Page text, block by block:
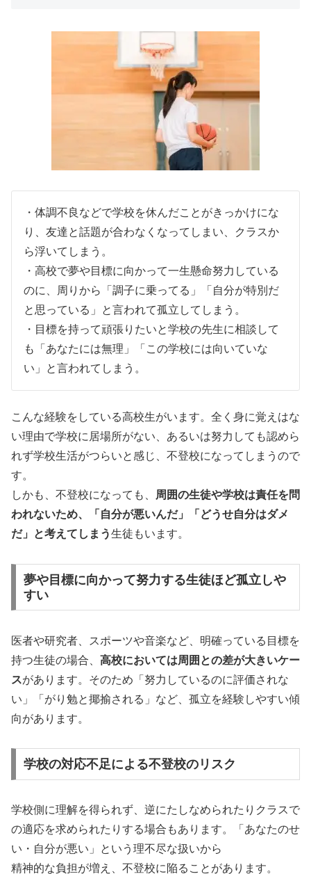
・体調不良などで学校を休んだことがきっかけにな
り、友達と話題が合わなくなってしまい、クラスか
ら浮いてしまう。
・高校で夢や目標に向かって一生懸命努力している
のに、周りから「調子に乗ってる」「自分が特別だ
と思っている」と言われて孤立してしまう。
・目標を持って頑張りたいと学校の先生に相談して
も「あなたには無理」「この学校には向いていな
い」と言われてしまう。
こんな経験をしている高校生がいます。全く身に覚えはな
い理由で学校に居場所がない、あるいは努力しても認めら
れず学校生活がつらいと感じ、不登校になってしまうので
す。
しかも、 不登校になっても、
周囲の生徒や学校は責任を問
われないため、「自分が悪いんだ」「どうせ自分はダメ
だ」と考えてしまう生徒もいます。
夢や目標に向かって努力する生徒ほど孤立しや
すい
医者や研究者、スポーツや音楽など、明確っている目標を
持つ生徒の場合、 高校においては周囲との差が大きいケー
スがあります。 そのため「努力しているのに評価されな
い」「がり勉と揶揄される」など、孤立を経験しやすい傾
向があります。
学校の対応不足による不登校のリスク
学校側に理解を得られず、逆にたしなめられたりクラスで
の適応を求められたりする場合もあります。「あなたのせ
い・自分が悪い」という理不尽な扱いから
精神的な負担が増え、不登校に陥ることがあります。